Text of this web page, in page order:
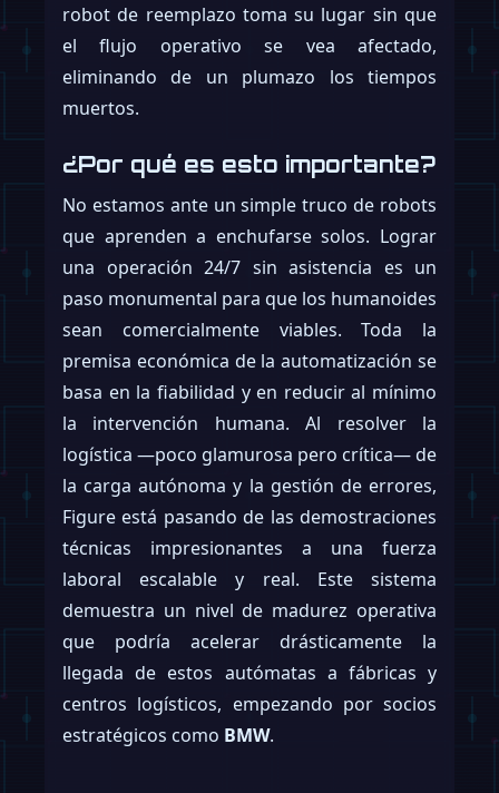
robot de reemplazo toma su lugar sin que
el flujo operativo se vea afectado,
eliminando de un plumazo los tiempos
muertos.
¿Por qué es esto importante?
No estamos ante un simple truco de robots
que aprenden a enchufarse solos. Lograr
una operación 24/7 sin asistencia es un
paso monumental para que los humanoides
sean comercialmente viables. Toda la
premisa económica de la automatización se
basa en la fiabilidad y en reducir al mínimo
la intervención humana. Al resolver la
logística —poco glamurosa pero crítica— de
la carga autónoma y la gestión de errores,
Figure está pasando de las demostraciones
técnicas impresionantes a una fuerza
laboral escalable y real. Este sistema
demuestra un nivel de madurez operativa
que podría acelerar drásticamente la
llegada de estos autómatas a fábricas y
centros logísticos, empezando por socios
estratégicos como BMW.